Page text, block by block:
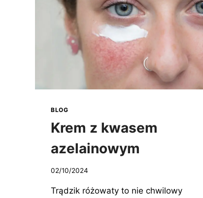
BLOG
Krem z kwasem
azelainowym
02/10/2024
Trądzik różowaty to nie chwilowy